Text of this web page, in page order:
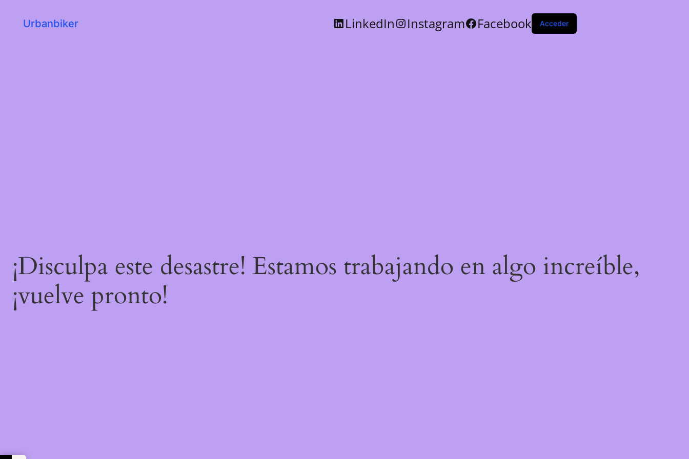
Urbanbiker LinkedIn Instagram Facebook Acceder
¡Disculpa este desastre! Estamos trabajando en algo increíble,
¡vuelve pronto!